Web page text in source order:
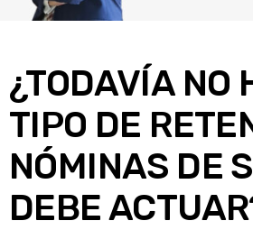
¿TODAVÍA NO
TIPO DE
NÓMINAS DE
DEBE